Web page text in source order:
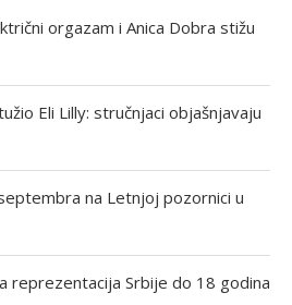
orgazam i Anica Dobra stižu
Eli Lilly: stručnjaci objašnjavaju
na Letnjoj pozornici u
reprezentacija Srbije do 18 godina